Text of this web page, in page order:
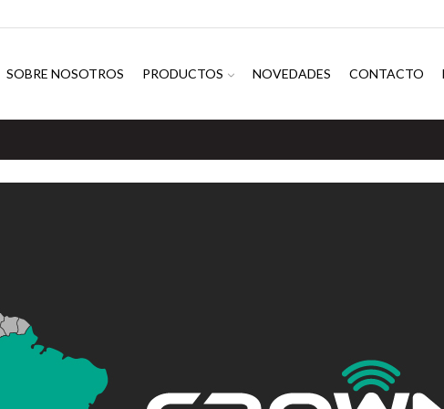
SOBRE NOSOTROS PRODUCTOS NOVEDADES CONTACTO